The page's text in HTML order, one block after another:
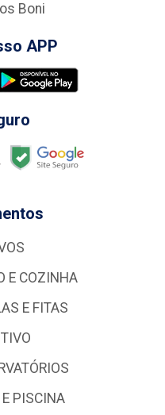
Boni
APP
E COZINHA
E FITAS
PISCINA